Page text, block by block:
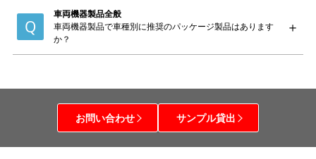
車両機器製品全般
車両機器製品で車種別に推奨のパッケージ製品はあります
か？
お問い合わせ サンプル貸出